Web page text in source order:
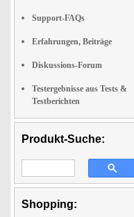
Support-FAQs
Erfahrungen, Beiträge
Diskussions-Forum
Testergebnisse aus Tests &
Testberichten
Produkt-Suche:
Shopping: